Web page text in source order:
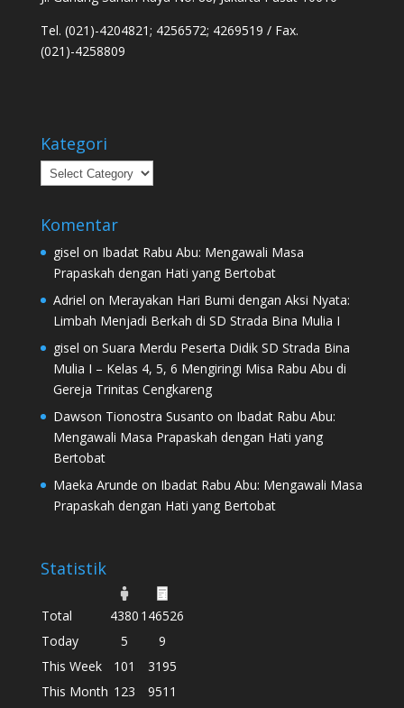
Tel. (021)-4204821; 4256572; 4269519 / Fax.
(021)-4258809
Kategori
Kategori
Komentar
gisel on Ibadat Rabu Abu: Mengawali Masa
Prapaskah dengan Hati yang Bertobat
Adriel on Merayakan Hari Bumi dengan Aksi Nyata:
Limbah Menjadi Berkah di SD Strada Bina Mulia I
gisel on Suara Merdu Peserta Didik SD Strada Bina
Mulia I – Kelas 4, 5, 6 Mengiringi Misa Rabu Abu di
Gereja Trinitas Cengkareng
Dawson Tionostra Susanto on Ibadat Rabu Abu:
Mengawali Masa Prapaskah dengan Hati yang
Bertobat
Maeka Arunde on Ibadat Rabu Abu: Mengawali Masa
Prapaskah dengan Hati yang Bertobat
Statistik
Total 4380 146526
Today
5
9
This Week
101
3195
This Month 123 9511